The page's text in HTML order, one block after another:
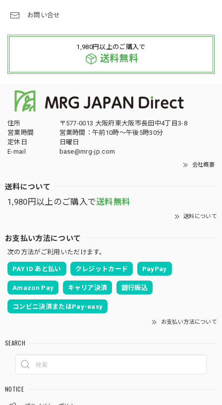
お問い合せ
1,980円以上のご購入で
送料無料
住所
〒577-0013 大阪府東大阪市長田中4丁目3-8
営業時間
営業時間：午前10時～午後5時30分
定休日
日曜日
E-mail
base@mrg-jp.com
会社概要
送料について
1,980円以上のご購入で送料無料
送料について
お支払い方法について
次の方法がご利用いただけます。
PAY ID あと払い クレジットカード PayPay
Amazon Pay キャリア決済 銀行振込
コンビニ決済またはPay-easy
お支払い方法について
SEARCH
NOTICE